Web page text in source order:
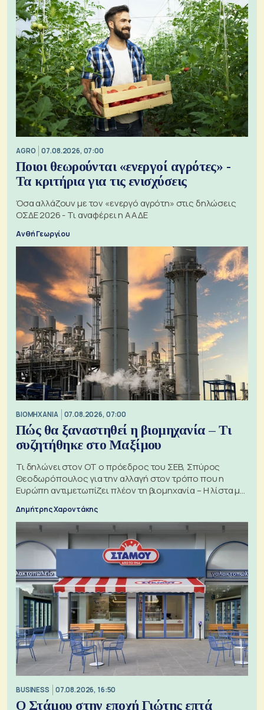
AGRO 07.08.2026, 07:00
Ποιοι θεωρούνται «ενεργοί αγρότες» -
Τα κριτήρια για τις ενισχύσεις
Όσα αλλάζουν με τον «ενεργό αγρότη» στις δηλώσεις
ΟΣΔΕ 2026 - Τι αναφέρει η ΑΑΔΕ
Ανθή Γεωργίου
ΒΙΟΜΗΧΑΝΙΑ 07.08.2026, 07:00
Πώς θα ξαναστηθεί η βιομηχανία – Τι
συζητήθηκε στο Μαξίμου
Τι δηλώνει στον ΟΤ ο πρόεδρος του ΣΕΒ, Σπύρος
Θεοδωρόπουλος για την αλλαγή στον τρόπο που η
Ευρώπη αντιμετωπίζει πλέον τη βιομηχανία – Η λίστα με
Δημήτρης Χαροντάκης
BUSINESS 07.08.2026, 16:50
Ο Στάμου στην εποχή Γιώτης επτά